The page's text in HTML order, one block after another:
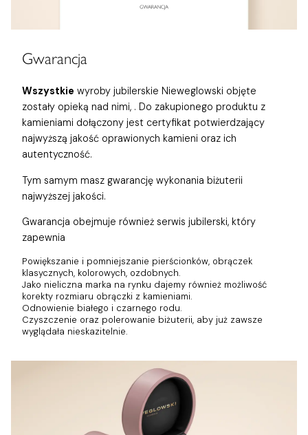
Gwarancja
Wszystkie wyroby jubilerskie Nieweglowski objęte
zostały opieką nad nimi, . Do zakupionego produktu z
kamieniami dołączony jest certyfikat potwierdzający
najwyższą jakość oprawionych kamieni oraz ich
autentyczność.
Tym samym masz gwarancję wykonania biżuterii
najwyższej jakości.
Gwarancja obejmuje również serwis jubilerski, który
zapewnia
Powiększanie i pomniejszanie pierścionków, obrączek
klasycznych, kolorowych, ozdobnych.
Jako nieliczna marka na rynku dajemy również możliwość
korekty rozmiaru obrączki z kamieniami.
Odnowienie białego i czarnego rodu.
Czyszczenie oraz polerowanie biżuterii, aby już zawsze
wyglądała nieskazitelnie.